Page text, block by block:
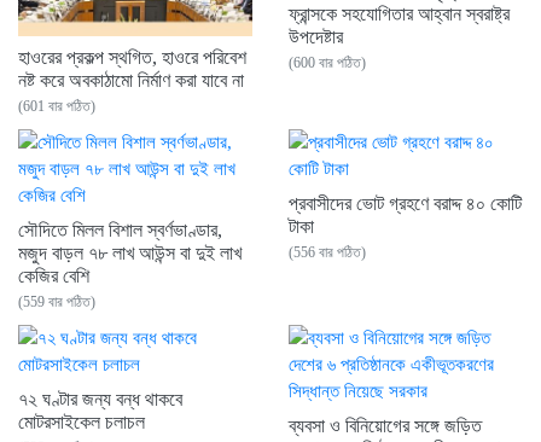
হাওরের প্রকল্প স্থগিত, হাওরে পরিবেশ
নষ্ট করে অবকাঠামো নির্মাণ করা যাবে না
(601 বার পঠিত)
ফ্রান্সকে সহযোগিতার আহ্বান স্বরাষ্ট্র
উপদেষ্টার
(600 বার পঠিত)
সৌদিতে মিলল বিশাল স্বর্ণভাণ্ডার,
মজুদ বাড়ল ৭৮ লাখ আউন্স বা দুই লাখ
কেজির বেশি
(559 বার পঠিত)
প্রবাসীদের ভোট গ্রহণে বরাদ্দ ৪০ কোটি
টাকা
(556 বার পঠিত)
৭২ ঘণ্টার জন্য বন্ধ থাকবে
মোটরসাইকেল চলাচল
ব্যবসা ও বিনিয়োগের সঙ্গে জড়িত